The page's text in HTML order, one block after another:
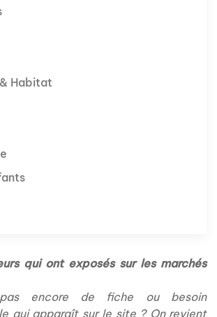
Habitat
qui ont exposés sur les marchés
encore de fiche ou besoin
qui apparaît sur le site ? On revient